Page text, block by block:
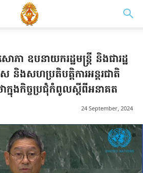
ភា ឧបនាយករដ្ឋមន្ត្រី និងជារដ្ឋ
ស និងសហប្រតិបត្តិការអន្តរជាតិ
ាក្នុងកិច្ចប្រជុំកំពូលស្តីពីអនាគត
24 September, 2024